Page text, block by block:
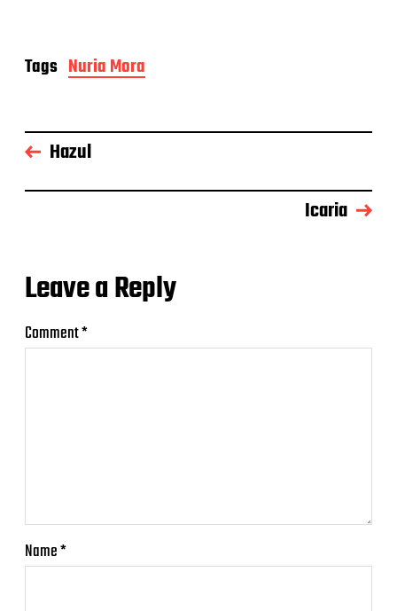
Tags Nuria Mora
Hazul
Icaria
Leave a Reply
Comment*
Name*